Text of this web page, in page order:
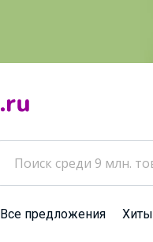
Все предложения Хиты